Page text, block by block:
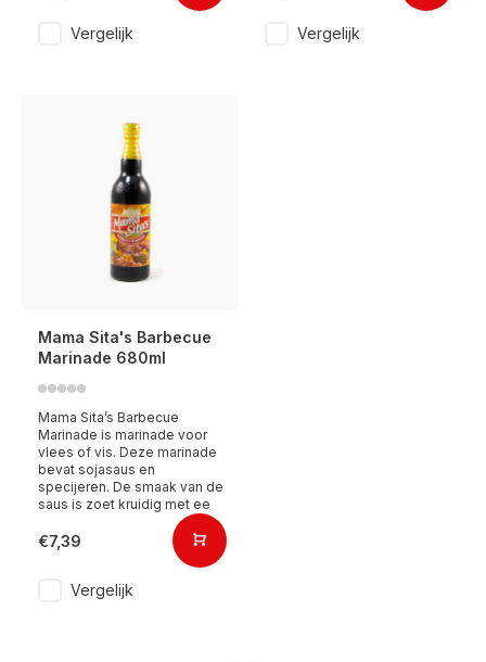
Vergelijk Vergelijk
Mama Sita's Barbecue
Marinade 680ml
Mama Sita’s Barbecue
Marinade is marinade voor
vlees of vis. Deze marinade
bevat sojasaus en
specijeren. De smaak van de
saus is zoet kruidig met ee
€7,39
Vergelijk